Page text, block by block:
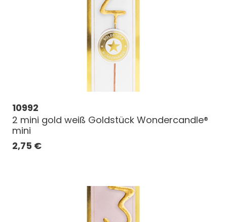
10992
2 mini gold weiß Goldstück Wondercandle®
mini
2,75 €